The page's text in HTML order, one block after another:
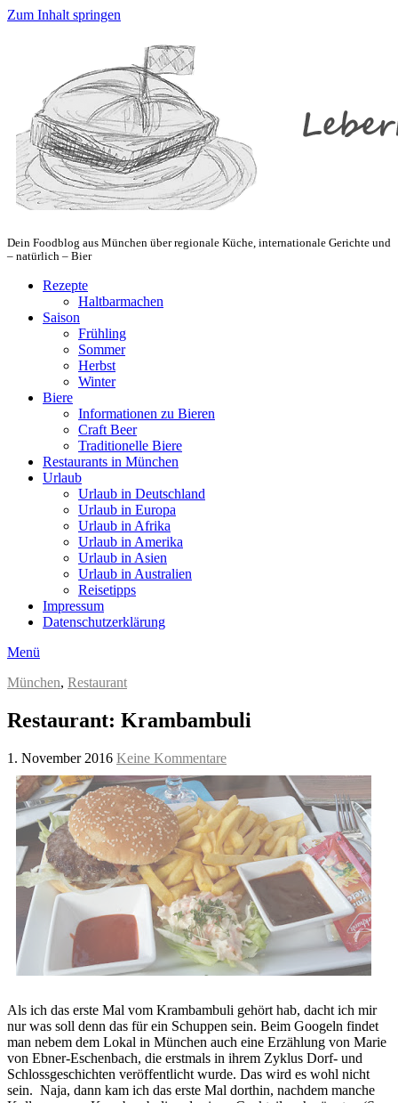
Zum Inhalt springen
Dein Foodblog aus München über regionale Küche, internationale Gerichte und
– natürlich – Bier
Rezepte
Haltbarmachen
Saison
Frühling
Sommer
Herbst
Winter
Biere
Informationen zu Bieren
Craft Beer
Traditionelle Biere
Restaurants in München
Urlaub
Urlaub in Deutschland
Urlaub in Europa
Urlaub in Afrika
Urlaub in Amerika
Urlaub in Asien
Urlaub in Australien
Reisetipps
Impressum
Datenschutzerklärung
Menü
München, Restaurant
Restaurant: Krambambuli
1. November 2016 Keine Kommentare
Als ich das erste Mal vom Krambambuli gehört hab, dacht ich mir
nur was soll denn das für ein Schuppen sein. Beim Googeln findet
man nebem dem Lokal in München auch eine Erzählung von Marie
von Ebner-Eschenbach, die erstmals in ihrem Zyklus Dorf- und
Schlossgeschichten veröffentlicht wurde. Das wird es wohl nicht
sein. Naja, dann kam ich das erste Mal dorthin, nachdem manche